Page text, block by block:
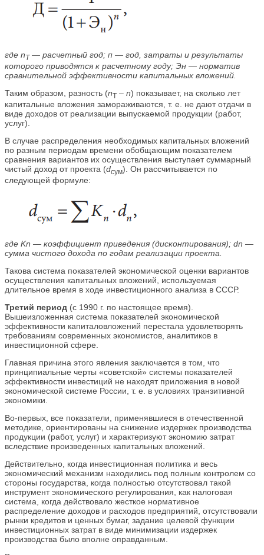
где nТ— расчетный год; п — год, затраты и результаты
которого приводятся к расчетному году; Эн — норматив
сравнительной эффективности капитальных вложений.
Таким образом, разность (nТ – n) показывает, на сколько лет
капитальные вложения замораживаются, т. е. не дают отдачи в
виде доходов от реализации выпускаемой продукции (работ,
услуг).
В случае распределения необходимых капитальных вложений
по разным периодам времени обобщающим показателем
сравнения вариантов их осуществления выступает суммарный
чистый доход от проекта (dсум). Он рассчитывается по
следующей формуле:
где Kn — коэффициент приведения (дисконтирования); dn —
сумма чистого дохода по годам реализации проекта.
Такова система показателей экономической оценки вариантов
осуществления капитальных вложений, используемая
длительное время в ходе инвестиционного анализа в СССР.
Третий период (с 1990 г. по настоящее время).
Вышеизложенная система показателей экономической
эффективности капиталовложений перестала удовлетворять
требованиям современных экономистов, аналитиков в
инвестиционной сфере.
Главная причина этого явления заключается в том, что
принципиальные черты «советской» системы показателей
эффективности инвестиций не находят приложения в новой
экономической системе России, т. е. в условиях транзитивной
экономики.
Во-первых, все показатели, применявшиеся в отечественной
методике, ориентированы на снижение издержек производства
продукции (работ, услуг) и характеризуют экономию затрат
вследствие произведенных капитальных вложений.
Действительно, когда инвестиционная политика и весь
экономический механизм находились под полным контролем со
стороны государства, когда полностью отсутствовал такой
инструмент экономического регулирования, как налоговая
система, когда действовало жесткое нормативное
распределение доходов и расходов предприятий, отсутствовали
рынки кредитов и ценных бумаг, задание целевой функции
инвестиционных затрат в виде минимизации издержек
производства было вполне оправданным.